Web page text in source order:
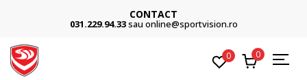
CONTACT
031.229.94.33sau online@sportvision.ro
0 0